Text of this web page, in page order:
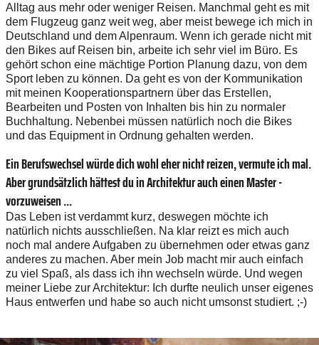
Alltag aus mehr oder weniger Reisen. Manchmal geht es mit
dem Flugzeug ganz weit weg, aber meist bewege ich mich in
Deutschland und dem Alpenraum. Wenn ich gerade nicht mit
den ­Bikes auf Reisen bin, arbeite ich sehr viel im Büro. Es
gehört schon eine mächtige Portion Planung dazu, von dem
Sport leben zu können. Da geht es von der Kommunikation
mit meinen Kooperationspartnern über das Erstellen,
Bearbeiten und Posten von Inhalten bis hin zu normaler
Buchhaltung. Nebenbei müssen natürlich noch die Bikes
und das Equipment in Ordnung gehalten werden.
Ein Berufswechsel würde dich wohl eher nicht reizen, vermute ich mal.
Aber grundsätzlich hättest du in ­Architektur auch einen Master ­
vorzuweisen ...
Das Leben ist verdammt kurz, deswegen möchte ich
natürlich nichts ausschließen. Na klar reizt es mich auch
noch mal andere Aufgaben zu übernehmen oder etwas ganz
anderes zu machen. Aber mein Job macht mir auch einfach
zu viel Spaß, als dass ich ihn wechseln würde. Und wegen
meiner Liebe zur Architektur: Ich durfte neulich unser eigenes
Haus entwerfen und habe so auch nicht umsonst studiert. ;-)